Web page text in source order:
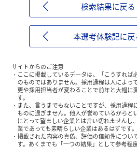
検索結果に戻る
本選考体験記に戻
サイトからのご注意
ここに掲載しているデータは、「こうすれば
のものではありません。採用過程は人によっ
更や採用担当者が変わることで前年と大幅に
す。
また、言うまでもないことですが、採用過程
ものに過ぎません。他人が誉めているからと
にとって望ましい企業とは言い切れませんし
業であっても素晴らしい企業はあるはずです。
掲載された内容の真偽、評価の信頼性につい
す。あくまでも「一つの結果」として参考程